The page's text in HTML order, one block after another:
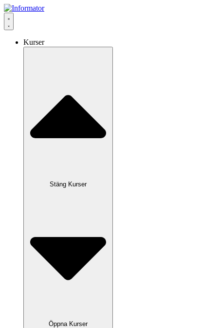
Hoppa
till
innehåll
Kurser
Stäng Kurser
Öppna Kurser